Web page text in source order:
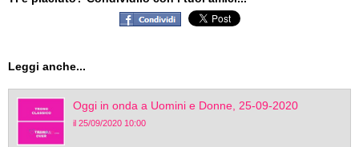
Leggi anche...
Oggi in onda a Uomini e Donne, 25-09-2020
il 25/09/2020 10:00